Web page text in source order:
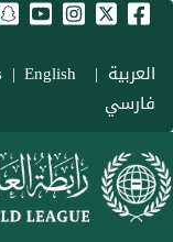
رفتن به محتوای اصلی
العربية |
|English
فارسي